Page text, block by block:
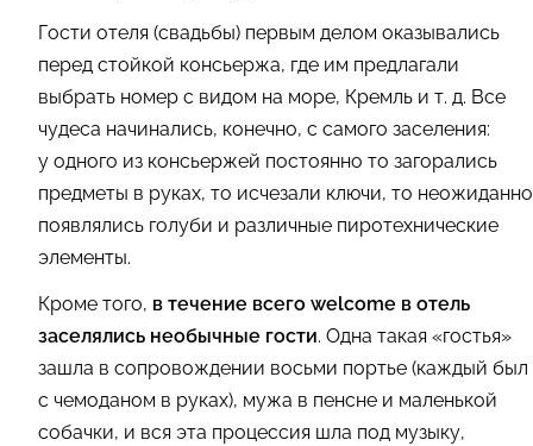
Гости отеля (свадьбы) первым делом оказывались
перед стойкой консьержа, где им предлагали
выбрать номер с видом на море, Кремль и т. д. Все
чудеса начинались, конечно, с самого заселения:
у одного из консьержей постоянно то загорались
предметы в руках, то исчезали ключи, то неожиданно
появлялись голуби и различные пиротехнические
элементы.
Кроме того, в течение всего welcome в отель
заселялись необычные гости. Одна такая «гостья»
зашла в сопровождении восьми портье (каждый был
с чемоданом в руках), мужа в пенсне и маленькой
собачки, и вся эта процессия шла под музыку,